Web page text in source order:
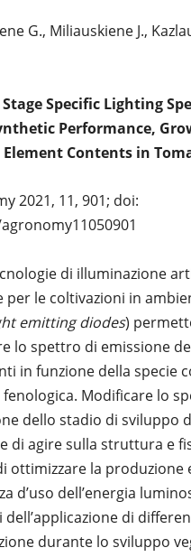
G., Miliauskiene J.,
Specific Lighting
Performance,
Contents in
2021, 11, 901; doi:
di illuminazione
per le coltivazioni in
emitting diodes)
lo spettro di emissione
in funzione della specie
fenologica. Modificare lo
dello stadio di sviluppo
di agire sulla struttura e
ottimizzare la produzione
d’uso dell’energia
dell’applicazione di
durante lo sviluppo